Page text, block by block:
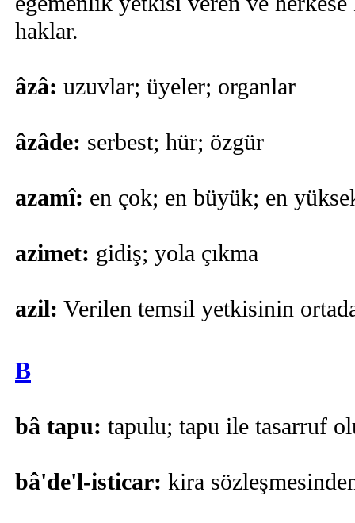
haklar.
âzâ: uzuvlar; üyeler; organlar
âzâde: serbest; hür; özgür
azamî: en çok; en büyük; en
azimet: gidiş; yola çıkma
azil: Verilen temsil yetkisinin
B
bâ tapu: tapulu; tapu ile tasarruf
bâ'de'l-isticar: kira